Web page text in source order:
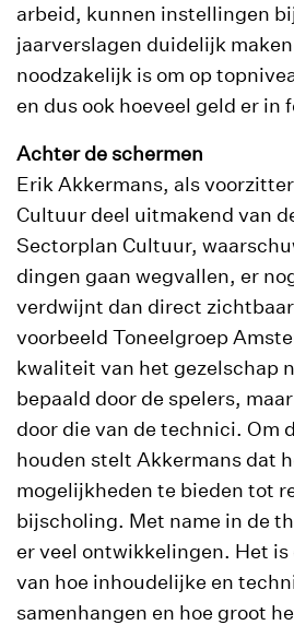
arbeid, kunnen instellingen
jaarverslagen duidelijk
noodzakelijk is om op
en dus ook hoeveel geld er in
Achter de schermen
Erik Akkermans, als
Cultuur deel uitmakend van
Sectorplan Cultuur,
dingen gaan wegvallen, er
verdwijnt dan direct
voorbeeld Toneelgroep
kwaliteit van het gezelschap
bepaald door de spelers,
door die van de technici. Om
houden stelt Akkermans dat
mogelijkheden te bieden tot
bijscholing. Met name in de
er veel ontwikkelingen. Het is
van hoe inhoudelijke en
samenhangen en hoe groot